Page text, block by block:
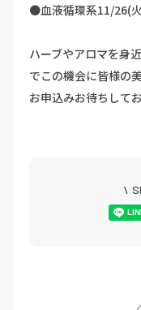
●血液循環系11/26(
ハーブやアロマを身
でこの機会に皆様の
お申込みお待ちして
\